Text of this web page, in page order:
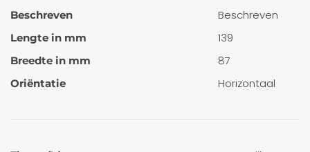
Beschreven Beschreven
Lengte in mm 139
Breedte in mm 87
Oriëntatie Horizontaal